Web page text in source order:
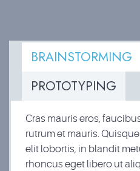
BRAINSTORMING
PROTOTYPING
Cras mauris eros,
rutrum et mauris.
elit lobortis, in blandit
rhoncus eget libero ut